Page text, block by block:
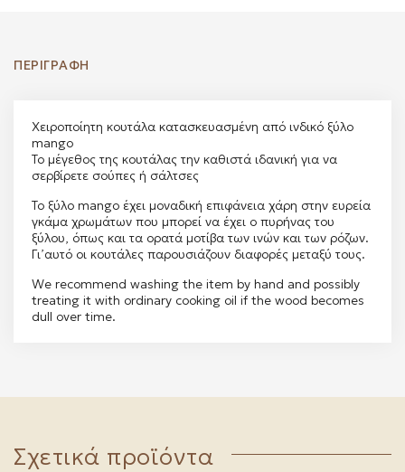
ΠΕΡΙΓΡΑΦΉ
Χειροποίητη κουτάλα κατασκευασμένη από ινδικό ξύλο
mango
Το μέγεθος της κουτάλας την καθιστά ιδανική για να
σερβίρετε σούπες ή σάλτσες
Το ξύλο mango έχει μοναδική επιφάνεια χάρη στην ευρεία
γκάμα χρωμάτων που μπορεί να έχει ο πυρήνας του
ξύλου, όπως και τα ορατά μοτίβα των ινών και των ρόζων.
Γι’αυτό οι κουτάλες παρουσιάζουν διαφορές μεταξύ τους.
We recommend washing the item by hand and possibly
treating it with ordinary cooking oil if the wood becomes
dull over time.
Σχετικά προϊόντα